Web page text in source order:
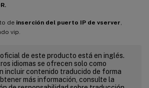
de inserción del puerto IP de vserver,
vip.
de este producto está en inglés.
idiomas se ofrecen solo como
incluir contenido traducido de forma
más información, consulte la